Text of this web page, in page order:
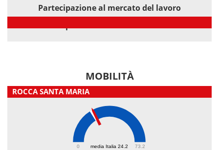
Partecipazione al mercato del lavoro
MOBILITÀ
ROCCA SANTA MARIA
media Italia 24.2
0 73.2